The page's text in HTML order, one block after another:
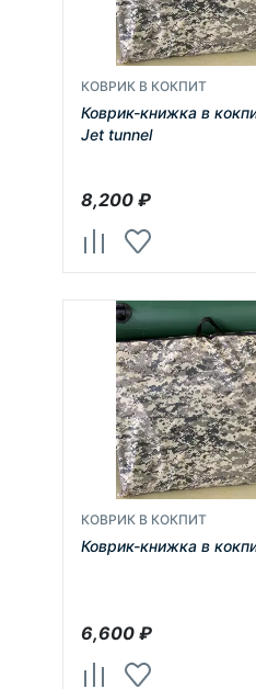
КОВРИК В КОКПИТ
Коврик-книжка в
Jet tunnel
8,200₽
КОВРИК В КОКПИТ
Коврик-книжка в
6,600₽